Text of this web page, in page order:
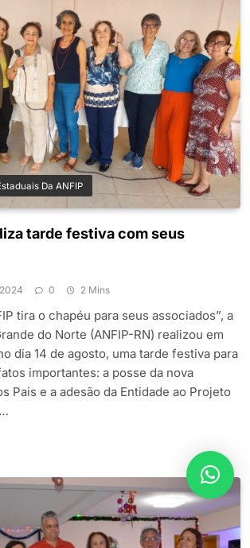
Da ANFIP
tarde festiva com seus
0 2 Mins
tira o chapéu para seus associados”, a
do Norte (ANFIP-RN) realizou em
dia 14 de agosto, uma tarde festiva para
importantes: a posse da nova
Pais e a adesão da Entidade ao Projeto